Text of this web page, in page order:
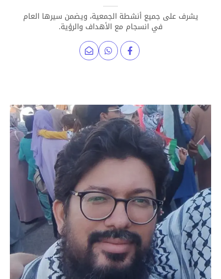
يشرف على جميع أنشطة الجمعية، ويضمن سيرها العام
في انسجام مع الأهداف والرؤية.